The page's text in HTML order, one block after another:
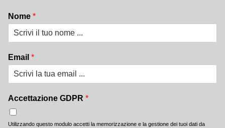
Nome *
Email *
Accettazione GDPR *
Utilizzando questo modulo accetti la memorizzazione e la gestione dei tuoi dati da